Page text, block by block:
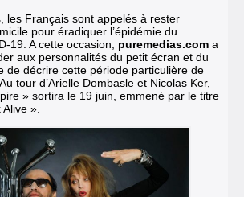
les Français sont appelés à rester
pour éradiquer l’épidémie du
19. A cette occasion, puremedias.com a
aux personnalités du petit écran et du
de décrire cette période particulière de
Au tour d’Arielle Dombasle et Nicolas Ker,
» sortira le 19 juin, emmené par le titre
».